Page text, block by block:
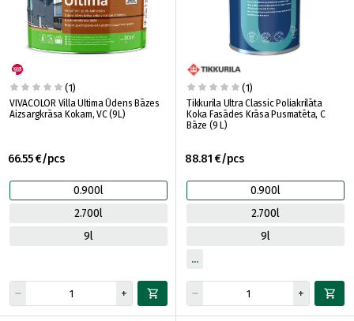
(1)
VIVACOLOR Villa Ultima Ūdens Bāzes
Aizsargkrāsa Kokam, VC (9L)
66.55 €/pcs
0.900l
2.700l
9l
(1)
Tikkurila Ultra Classic Poliakrilāta
Koka Fasādes Krāsa Pusmatēta, C
Bāze (9 L)
88.81 €/pcs
0.900l
2.700l
9l